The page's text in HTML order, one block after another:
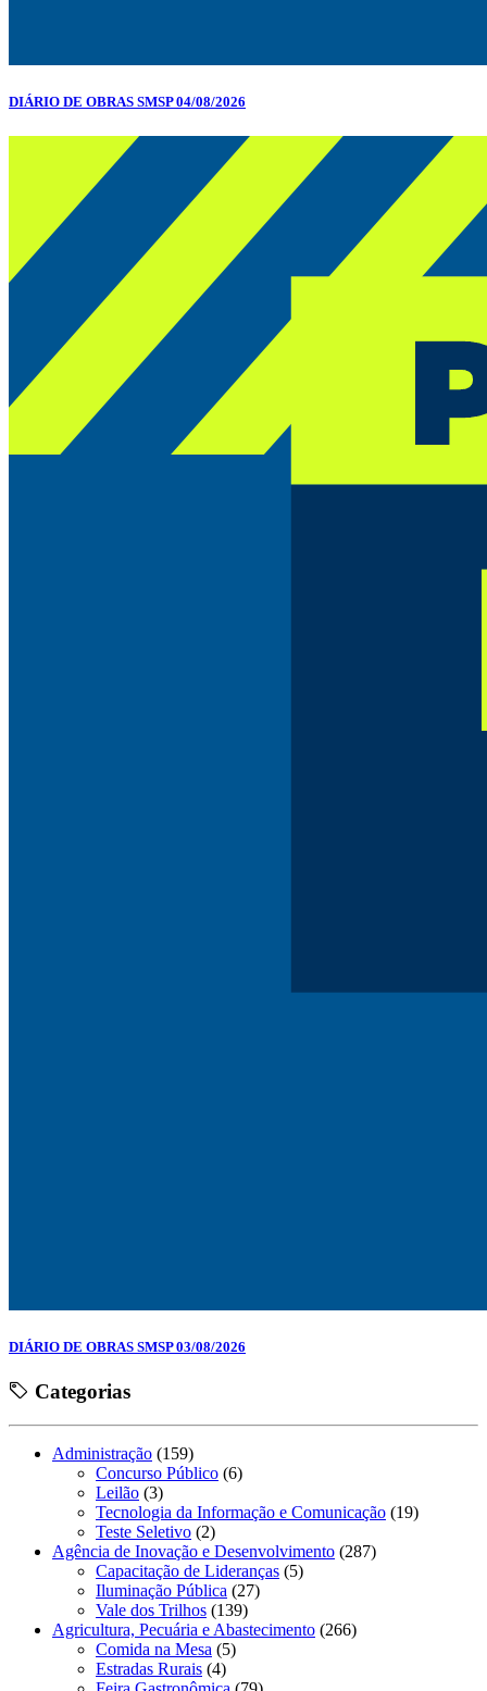
DIÁRIO DE OBRAS SMSP 04/08/2026
DIÁRIO DE OBRAS SMSP 03/08/2026
Categorias
Administração (159)
Concurso Público (6)
Leilão (3)
Tecnologia da Informação e Comunicação (19)
Teste Seletivo (2)
Agência de Inovação e Desenvolvimento (287)
Capacitação de Lideranças (5)
Iluminação Pública (27)
Vale dos Trilhos (139)
Agricultura, Pecuária e Abastecimento (266)
Comida na Mesa (5)
Estradas Rurais (4)